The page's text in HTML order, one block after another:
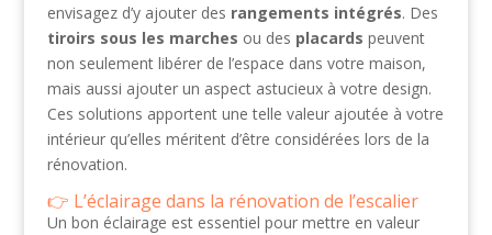
envisagez d’y ajouter des rangements intégrés. Des
tiroirs sous les marches ou des placards peuvent
non seulement libérer de l’espace dans votre maison,
mais aussi ajouter un aspect astucieux à votre design.
Ces solutions apportent une telle valeur ajoutée à votre
intérieur qu’elles méritent d’être considérées lors de la
rénovation.
L’éclairage dans la rénovation de l’escalier
Un bon éclairage est essentiel pour mettre en valeur